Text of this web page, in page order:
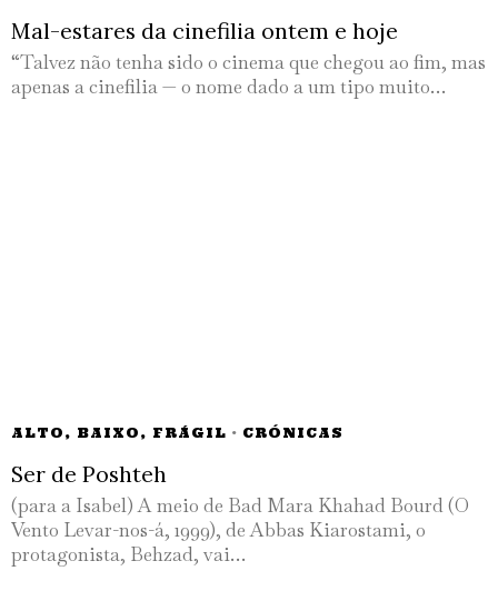
Mal-estares da cinefilia ontem e hoje
“Talvez não tenha sido o cinema que chegou ao fim, mas
apenas a cinefilia — o nome dado a um tipo muito…
ALTO, BAIXO, FRÁGIL · CRÓNICAS
Ser de Poshteh
(para a Isabel) A meio de Bad Mara Khahad Bourd (O
Vento Levar-nos-á, 1999), de Abbas Kiarostami, o
protagonista, Behzad, vai…